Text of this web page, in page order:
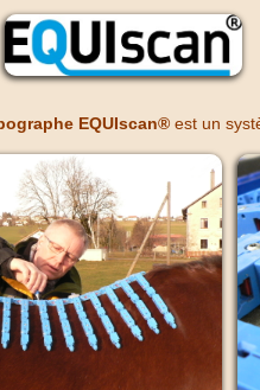
EQUIscan®est un